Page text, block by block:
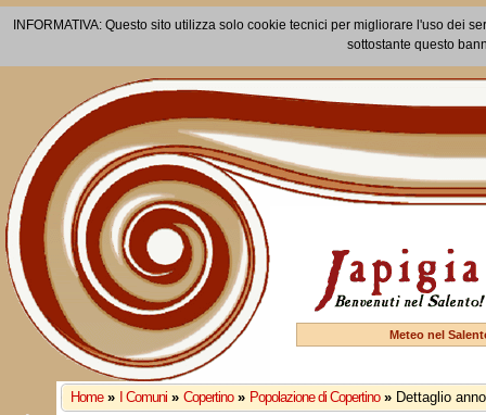
INFORMATIVA: Questo sito utilizza solo cookie tecnici per migliorare l'uso dei
sottostante questo
Meteo nel
Home » I Comuni » Copertino » Popolazione di Copertino » Dettaglio